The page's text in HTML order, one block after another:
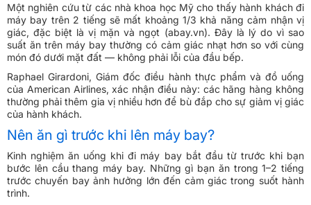
Một nghiên cứu từ các nhà khoa học Mỹ cho thấy hành khách đi
máy bay trên 2 tiếng sẽ mất khoảng 1/3 khả năng cảm nhận vị
giác, đặc biệt là vị mặn và ngọt (abay.vn). Đây là lý do vì sao
suất ăn trên máy bay thường có cảm giác nhạt hơn so với cùng
món đó dưới mặt đất — không phải lỗi của đầu bếp.
Raphael Girardoni, Giám đốc điều hành thực phẩm và đồ uống
của American Airlines, xác nhận điều này: các hãng hàng không
thường phải thêm gia vị nhiều hơn để bù đắp cho sự giảm vị giác
của hành khách.
Nên ăn gì trước khi lên máy bay?
Kinh nghiệm ăn uống khi đi máy bay bắt đầu từ trước khi bạn
bước lên cầu thang máy bay. Những gì bạn ăn trong 1–2 tiếng
trước chuyến bay ảnh hưởng lớn đến cảm giác trong suốt hành
trình.